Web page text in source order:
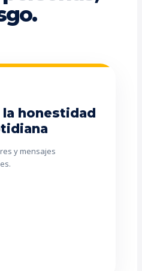
la honestidad
y mensajes